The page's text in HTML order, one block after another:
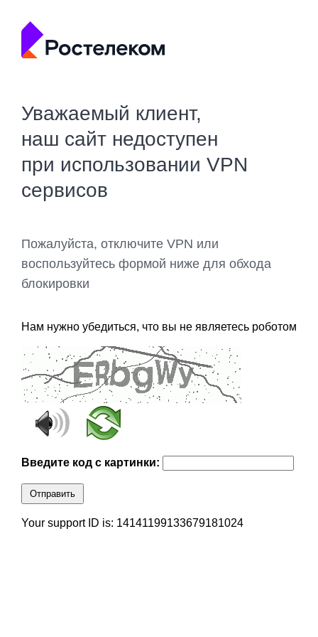
Уважаемый клиент,
наш сайт недоступен
при использовании VPN
сервисов
Пожалуйста, отключите VPN или
воспользуйтесь формой ниже для обхода
блокировки
Нам нужно убедиться, что вы не являетесь роботом
Введите код с картинки:
Отправить
Your support ID is: 14141199133679181024